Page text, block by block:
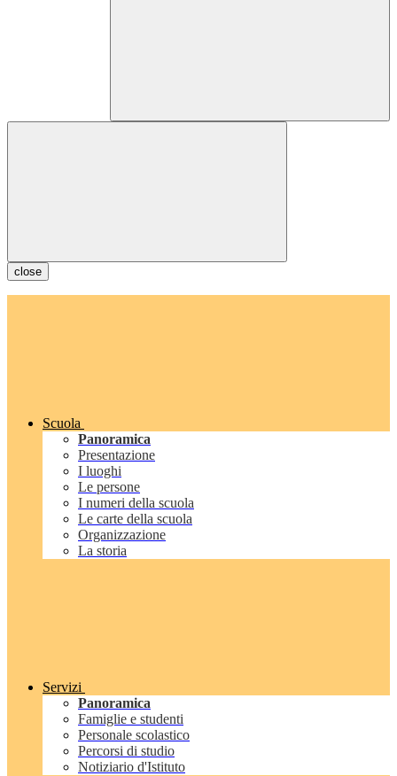
close
Scuola
Panoramica
Presentazione
I luoghi
Le persone
I numeri della scuola
Le carte della scuola
Organizzazione
La storia
Servizi
Panoramica
Famiglie e studenti
Personale scolastico
Percorsi di studio
Notiziario d'Istituto